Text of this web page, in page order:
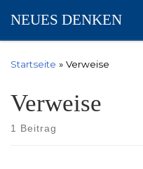
Zum Inhalt springen
NEUES DENKEN
Startseite » Verweise
Verweise
1 Beitrag